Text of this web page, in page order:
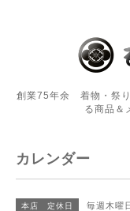
創業75年余 着物・祭り
る商品＆
カレンダー
本店 定休日 毎週木曜